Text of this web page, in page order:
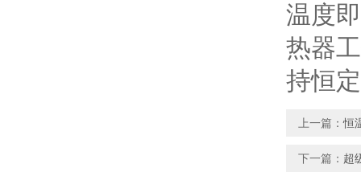
温度
热器
持恒
上一篇：恒
下一篇： 超